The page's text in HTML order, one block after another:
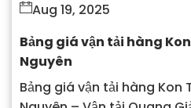
Aug 19, 2025
Bảng giá vận tải hàng
Nguyên
Bảng giá vận tải hàng Kon